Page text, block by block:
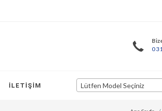
0
İLETIŞIM Lütfen Model Seçiniz